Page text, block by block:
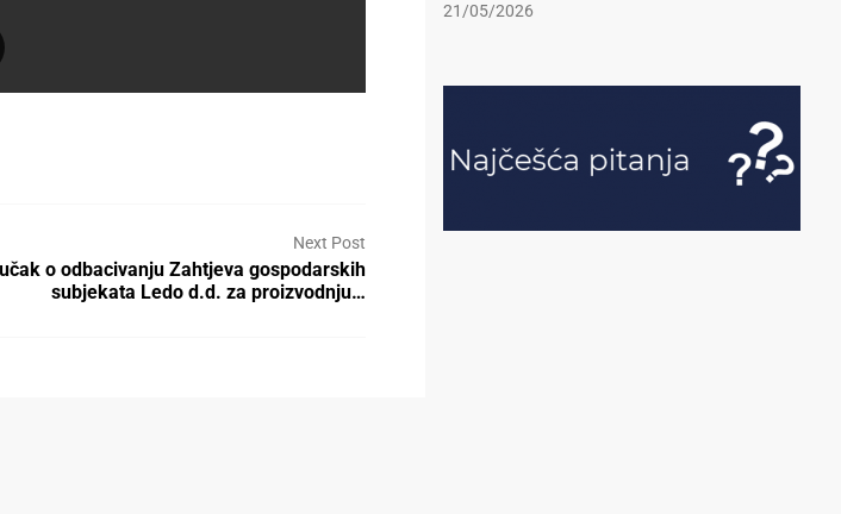
Next Post
o odbacivanju Zahtjeva gospodarskih
subjekata Ledo d.d. za proizvodnju…
21/05/2026